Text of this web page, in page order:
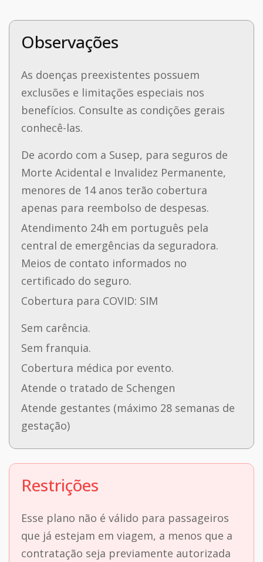
Observações
As doenças preexistentes possuem
exclusões e limitações especiais nos
benefícios. Consulte as condições gerais
conhecê-las.
De acordo com a Susep, para seguros de
Morte Acidental e Invalidez Permanente,
menores de 14 anos terão cobertura
apenas para reembolso de despesas.
Atendimento 24h em português pela
central de emergências da seguradora.
Meios de contato informados no
certificado do seguro.
Cobertura para COVID: SIM
Sem carência.
Sem franquia.
Cobertura médica por evento.
Atende o tratado de Schengen
Atende gestantes (máximo 28 semanas de
gestação)
Restrições
Esse plano não é válido para passageiros
que já estejam em viagem, a menos que a
contratação seja previamente autorizada